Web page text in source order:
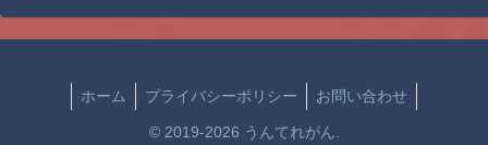
ホーム プライバシーポリシー お問い合わせ
© 2019-2026 うんてれがん.